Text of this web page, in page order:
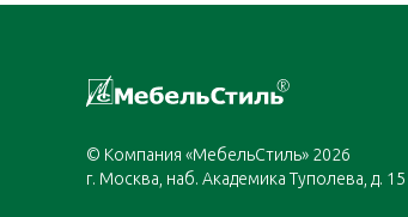
© Компания «МебельСтиль» 2026
г. Москва, наб. Академика Туполева, д. 15